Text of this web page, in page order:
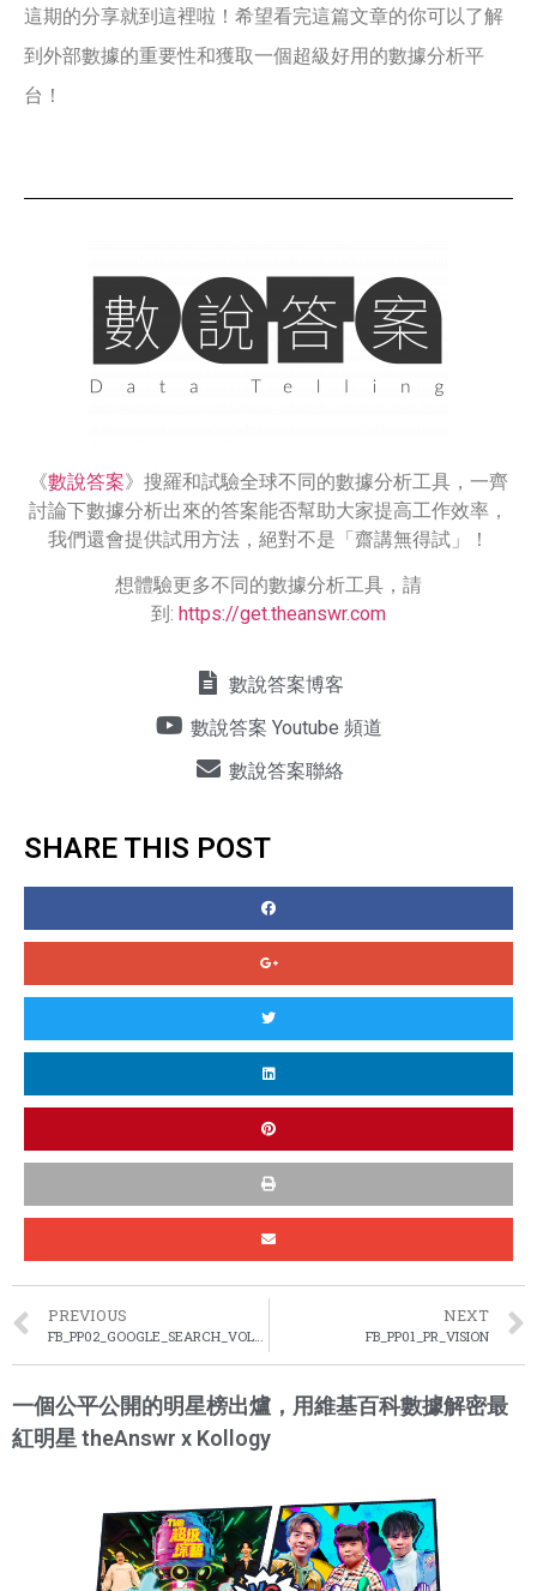
這期的分享就到這裡啦！希望看完這篇文章的你可以了解
到外部數據的重要性和獲取一個超級好用的數據分析平
台！
《數說答案》搜羅和試驗全球不同的數據分析工具，一齊
討論下數據分析出來的答案能否幫助大家提高工作效率，
我們還會提供試用方法，絕對不是「齋講無得試」！
想體驗更多不同的數據分析工具，請
到: https://get.theanswr.com
數說答案博客
數說答案 Youtube 頻道
數說答案聯絡
SHARE THIS POST
PREVIOUS NEXT
FB_PP01_PR_VISION
一個公平公開的明星榜出爐，用維基百科數據解密最
紅明星 theAnswr x Kollogy